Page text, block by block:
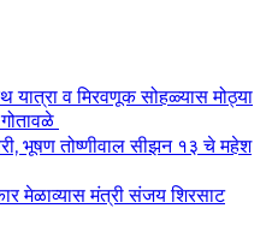
यात्रा व मिरवणूक सोहळ्यास मोठ्या
भूषण तोष्णीवाल सीझन १३ चे महेश
मेळाव्यास मंत्री संजय शिरसाट